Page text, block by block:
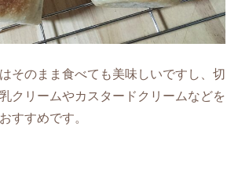
そのまま食べても美味しいですし、切
クリームやカスタードクリームなどを
すすめです。